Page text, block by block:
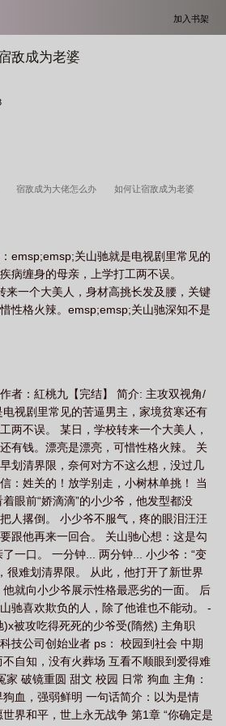
加入书架
敌成为老婆
宿敌成为大佬怎么办 如何让宿敌成为老婆
破作者弦三千 如何宿敌男友 宿敌做妻子下场如
如何让宿敌成为老婆红桃九百度 如何让宿敌成
的段子 宿敌的教程 如何让宿敌成为老婆免费
怎么办 [金推 当宿敌成了大佬怎么办 如何让宿
为老婆txt
emsp;emsp;关山驰就是电视剧里常见的
病缠身的母亲，上学打工两不误。
来一个大美人，身材高挑长发及腰，关键
性格火辣。emsp;emsp;关山驰深知不是
者：紅桃九【完结】 简介: 主攻双视角/
视剧里常见的苦逼男主，家境贫寒还有
两不误。 某日，学校转来一个大美人，
有钱。漂亮是漂亮，可惜性格火辣。 关
划清界限，奈何对方不这么想，没过几
：姓关的！放学别走，小树林单挑！ 当
眼前“娇滴滴”的小少爷，他发型都没
人撂倒。 小少爷不服气，疼的眼泪汪汪
跟他再来一回合。 关山驰心想：这是勾
一口。 一分钟... 两分钟... 小少爷：“变
很难划清界限。 从此，他打开了新世界
就向小少爷展示性格最恶劣的一面。 后
驰喜欢欺负的人，除了他谁也不能动。 -
被攻吃得死死的少爷受(隋然) 主角职
技公司创始业者 ps： 校园到社会 中期
自知，没有火葬场 互看不顺眼到爱得难
破镜重圆 甜文 校园 日常 狗血 主角：
血，强弱鲜明 一句话简介：以为是情
界和平，世上永无战争 第1章 “你确定是